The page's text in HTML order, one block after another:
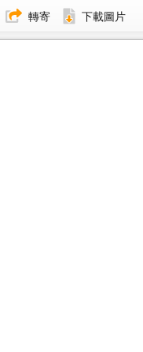
轉寄 下載圖片